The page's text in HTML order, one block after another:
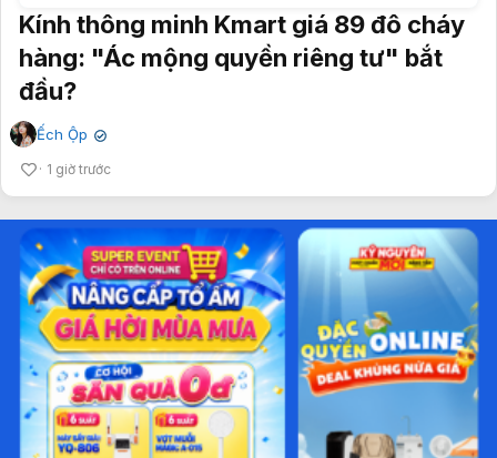
Kính thông minh Kmart giá 89 đô cháy
hàng: "Ác mộng quyền riêng tư" bắt
đầu?
Ếch Ộp ✔
1 giờ trước